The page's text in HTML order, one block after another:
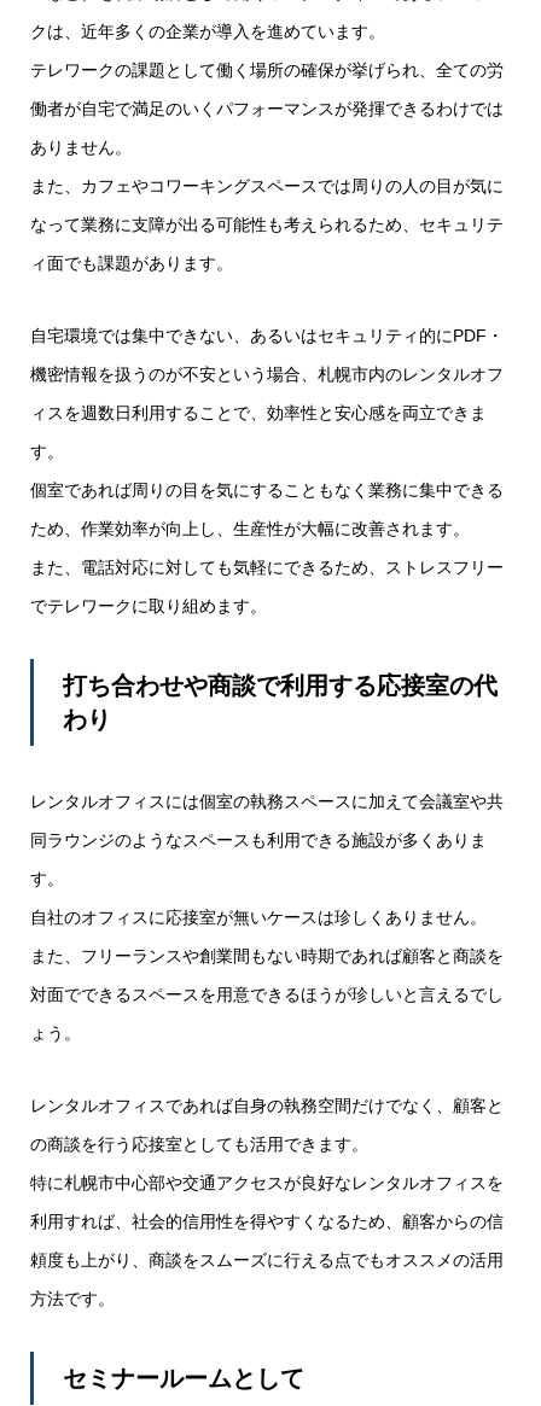
クは、近年多くの企業が導入を進めています。
テレワークの課題として働く場所の確保が挙げられ、全ての労
働者が自宅で満足のいくパフォーマンスが発揮できるわけでは
ありません。
また、カフェやコワーキングスペースでは周りの人の目が気に
なって業務に支障が出る可能性も考えられるため、セキュリテ
ィ面でも課題があります。
自宅環境では集中できない、あるいはセキュリティ的にPDF・
機密情報を扱うのが不安という場合、札幌市内のレンタルオフ
ィスを週数日利用することで、効率性と安心感を両立できま
す。
個室であれば周りの目を気にすることもなく業務に集中できる
ため、作業効率が向上し、生産性が大幅に改善されます。
また、電話対応に対しても気軽にできるため、ストレスフリー
でテレワークに取り組めます。
打ち合わせや商談で利用する応接室の代
わり
レンタルオフィスには個室の執務スペースに加えて会議室や共
同ラウンジのようなスペースも利用できる施設が多くありま
す。
自社のオフィスに応接室が無いケースは珍しくありません。
また、フリーランスや創業間もない時期であれば顧客と商談を
対面でできるスペースを用意できるほうが珍しいと言えるでし
ょう。
レンタルオフィスであれば自身の執務空間だけでなく、顧客と
の商談を行う応接室としても活用できます。
特に札幌市中心部や交通アクセスが良好なレンタルオフィスを
利用すれば、社会的信用性を得やすくなるため、顧客からの信
頼度も上がり、商談をスムーズに行える点でもオススメの活用
方法です。
セミナールームとして